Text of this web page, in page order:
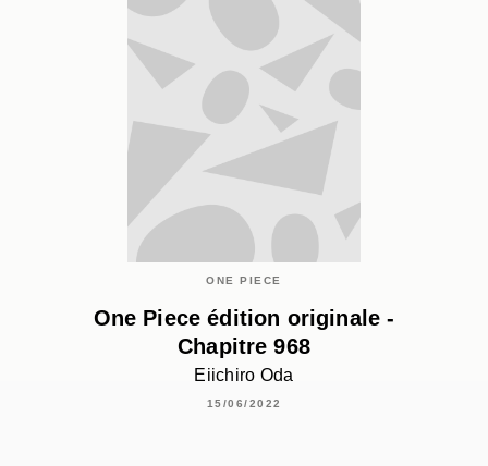
ONE PIECE
One Piece édition originale -
Chapitre 968
Eiichiro Oda
15/06/2022